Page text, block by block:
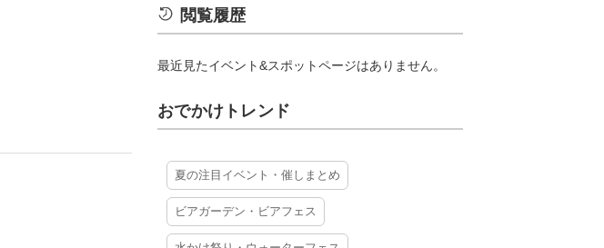
閲覧履歴
最近見たイベント&スポットページはありません。
おでかけトレンド
夏の注目イベント・催しまとめ
ビアガーデン・ビアフェス